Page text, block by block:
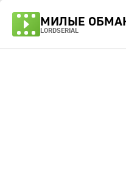
МИЛЫЕ
LORDSERIAL